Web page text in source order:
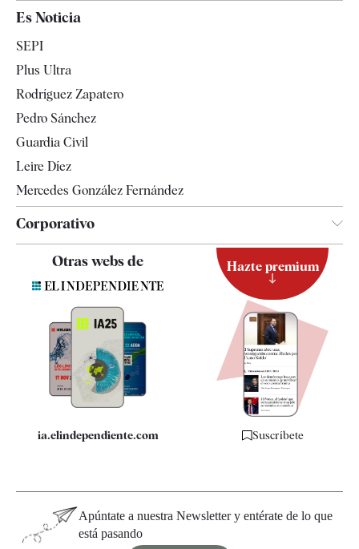
España
Televisión
Es Noticia
SEPI
Plus Ultra
Rodríguez Zapatero
Pedro Sánchez
Guardia Civil
Leire Díez
Mercedes González Fernández
Corporativo
Contacto
Quiénes somos
Especificaciones
Otras webs de
ia.elindependiente.com
Hazte premium
Suscríbete
Apúntate a nuestra Newsletter y entérate de lo que
está pasando